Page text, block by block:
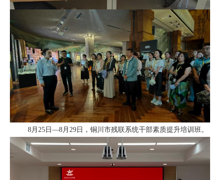
8月25日—8月29日，铜川市残联系统干部素质提升培训班。